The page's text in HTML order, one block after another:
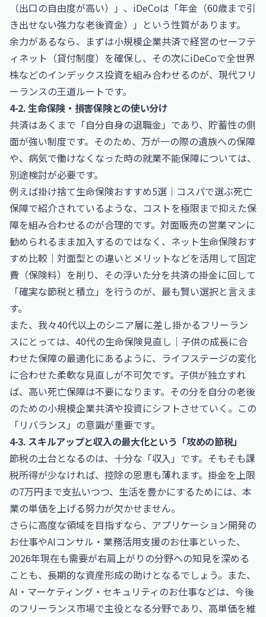
（出口の自由度が高い）」、iDeCoは「年金（60歳まで引
き出せない強力な老後資金）」という性質があります。
余力があるなら、まずは小規模企業共済で経営のセーフテ
ィネット（貸付制度）を確保し、その次にiDeCoで全世界
株などのインデックス投資を組み合わせるのが、現代フリ
ーランスの王道ルートです。
4-2. 生命保険・損害保険との使い分け
共済はあくまで「自分自身の退職金」であり、貯蓄性の側
面が強い制度です。そのため、万が一の際の遺族への保障
や、病気で働けなくなった時の就業不能保障については、
別途検討が必要です。
例えば掛け捨て生命保険おすすめ5選｜コスパで選ぶ死亡
保障で紹介されているような、コストを極限まで抑えた保
障を組み合わせるのが合理的です。対面販売の営業マンに
勧められるまま加入するのではなく、 ネット生命保険おす
すめ比較｜対面型との違いとメリットなどを活用して固定
費（保険料）を削り、その浮いた分を共済の掛金に回して
「確実な節税と積立」を行うのが、最も賢い選択と言えま
す。
また、我々40代以上のシニア層に差し掛かるフリーラン
スにとっては、 40代の生命保険見直し｜子供の成長に合
わせた保障の最適化にあるように、ライフステージの変化
に合わせた柔軟な見直しが不可欠です。子供が独立すれ
ば、高い死亡保障は不要になります。その分を自分の老後
のための小規模企業共済や投資にシフトさせていく。この
「リバランス」の意識が重要です。
4-3. スキルアップと収入の最大化という「攻めの節税」
節税の土台となるのは、十分な「収入」です。そもそも課
税所得が少なければ、控除の恩恵も薄れます。掛金を上限
の7万円まで支払いつつ、生活を豊かにするためには、本
業の単価を上げる努力が欠かせません。
さらに高度な領域を目指すなら、 アプリケーション開発の
お仕事やAIコンサル・業務活用支援のお仕事といった、
2026年現在も需要が右肩上がりの分野への知見を深める
ことも、長期的な資産形成の助けとなるでしょう。また、
AI・マーケティング・セキュリティのお仕事などは、今後
のフリーランス市場で主役となる分野であり、高単価を維